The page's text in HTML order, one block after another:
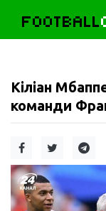
FOOTBALL
Кіліан
команди